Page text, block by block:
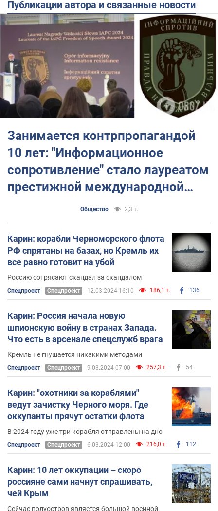
Публикации автора и связанные новости
Занимается контрпропагандой
10 лет: "Информационное
сопротивление" стало лауреатом
престижной международной
премии. ФотоОбщество 2,3 т.
Карин: корабли Черноморского флота
РФ спрятаны на базах, но Кремль их
все равно готовит на убой
Россию сотрясают скандал за скандалом
Спецпроект Спецпроект 12.03.2024 16:10 186,1 т. 136
Карин: Россия начала новую
шпионскую войну в странах Запада.
Что есть в арсенале спецслужб врага
Кремль не гнушается никакими методами
Спецпроект Спецпроект 9.03.2024 07:00 257,3 т. 54
Карин: "охотники за кораблями"
ведут зачистку Черного моря. Где
оккупанты прячут остатки флота
В 2024 году уже три корабля отправлены на дно
Спецпроект Спецпроект 6.03.2024 12:00 216,0 т. 112
Карин: 10 лет оккупации – скоро
россияне сами начнут спрашивать,
чей Крым
Сейчас полуостров является большой военной